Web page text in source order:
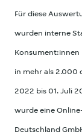
Für diese
wurden interne
Konsument:innen
in mehr als 2.000
2022 bis 01. Juli
wurde eine
Deutschland